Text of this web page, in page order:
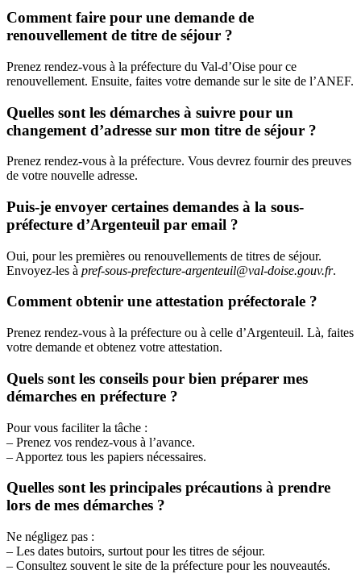
Comment faire pour une demande de
renouvellement de titre de séjour ?
Prenez rendez-vous à la préfecture du Val-d’Oise pour ce
renouvellement. Ensuite, faites votre demande sur le site de l’ANEF.
Quelles sont les démarches à suivre pour un
changement d’adresse sur mon titre de séjour ?
Prenez rendez-vous à la préfecture. Vous devrez fournir des preuves
de votre nouvelle adresse.
Puis-je envoyer certaines demandes à la sous-
préfecture d’Argenteuil par email ?
Oui, pour les premières ou renouvellements de titres de séjour.
Envoyez-les à pref-sous-prefecture-argenteuil@val-doise.gouv.fr.
Comment obtenir une attestation préfectorale ?
Prenez rendez-vous à la préfecture ou à celle d’Argenteuil. Là, faites
votre demande et obtenez votre attestation.
Quels sont les conseils pour bien préparer mes
démarches en préfecture ?
Pour vous faciliter la tâche :
– Prenez vos rendez-vous à l’avance.
– Apportez tous les papiers nécessaires.
Quelles sont les principales précautions à prendre
lors de mes démarches ?
Ne négligez pas :
– Les dates butoirs, surtout pour les titres de séjour.
– Consultez souvent le site de la préfecture pour les nouveautés.